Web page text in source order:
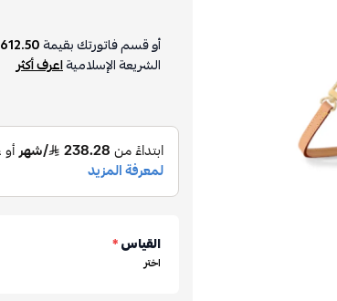
أو قسم فاتورتك بقيمة612.50 ر.س
الشريعة الإسلاميةاعرف أكثر
القياس*
اختر